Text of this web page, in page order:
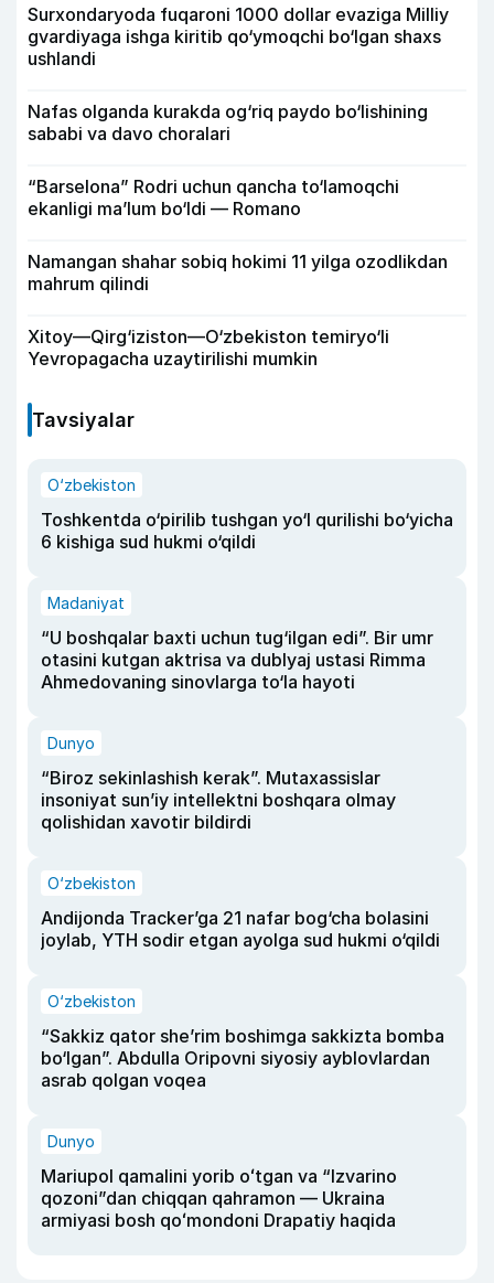
Surxondaryoda fuqaroni 1000 dollar evaziga Milliy
gvardiyaga ishga kiritib qo‘ymoqchi bo‘lgan shaxs
ushlandi
Nafas olganda kurakda og‘riq paydo bo‘lishining
sababi va davo choralari
“Barselona” Rodri uchun qancha to‘lamoqchi
ekanligi ma’lum bo‘ldi — Romano
Namangan shahar sobiq hokimi 11 yilga ozodlikdan
mahrum qilindi
Xitoy—Qirg‘iziston—O‘zbekiston temiryo‘li
Yevropagacha uzaytirilishi mumkin
Tavsiyalar
O‘zbekiston
Toshkentda o‘pirilib tushgan yo‘l qurilishi bo‘yicha
6 kishiga sud hukmi o‘qildi
Madaniyat
“U boshqalar baxti uchun tug‘ilgan edi”. Bir umr
otasini kutgan aktrisa va dublyaj ustasi Rimma
Ahmedovaning sinovlarga to‘la hayoti
Dunyo
“Biroz sekinlashish kerak”. Mutaxassislar
insoniyat sun’iy intellektni boshqara olmay
qolishidan xavotir bildirdi
O‘zbekiston
Andijonda Tracker’ga 21 nafar bog‘cha bolasini
joylab, YTH sodir etgan ayolga sud hukmi o‘qildi
O‘zbekiston
“Sakkiz qator she’rim boshimga sakkizta bomba
bo‘lgan”. Abdulla Oripovni siyosiy ayblovlardan
asrab qolgan voqea
Dunyo
Mariupol qamalini yorib oʻtgan va “Izvarino
qozoni”dan chiqqan qahramon — Ukraina
armiyasi bosh qoʻmondoni Drapatiy haqida